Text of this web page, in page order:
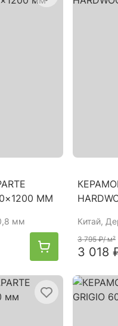
ММ
мм Китай,
3 795 ₽/ м²
3 018